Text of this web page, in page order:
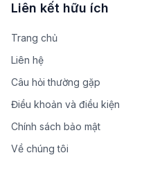
Liên kết hữu ích
Trang chủ
Liên hệ
Câu hỏi thường gặp
Điều khoản và điều kiện
Chính sách bảo mật
Về chúng tôi